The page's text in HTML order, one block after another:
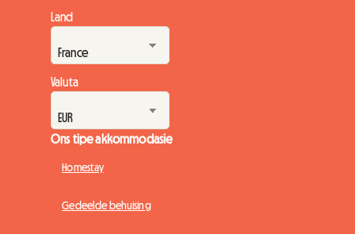
honderdduisende entoesiaste van regoor die wêreld te
ontvang. Met hierdie massiewe toestroming ontstaan 'n
deurslaggewende vraag vinnig vir feesgangers:...
Land
Valuta
Ons tipe akkommodasie
Homestay
Gedeelde behuising